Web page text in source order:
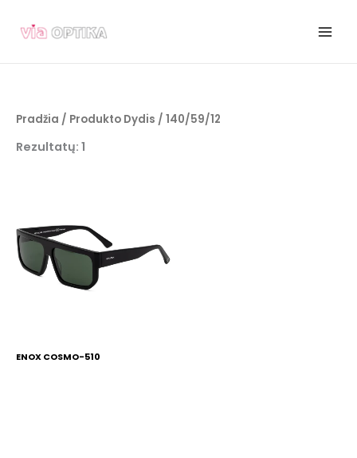
prie
Pradžia / Produkto Dydis / 140/59/12
Rezultatų: 1
ENOX COSMO-510